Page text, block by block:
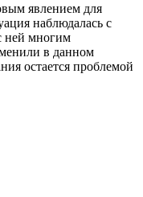
явлением для
наблюдалась с
ней многим
в данном
остается проблемой